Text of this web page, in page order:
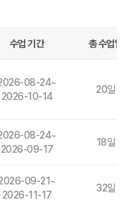
수업 기간 총 수업일
08-24~
2026-10-14
20일
08-24~
2026-09-17
18일
09-21~
2026-11-17
32일